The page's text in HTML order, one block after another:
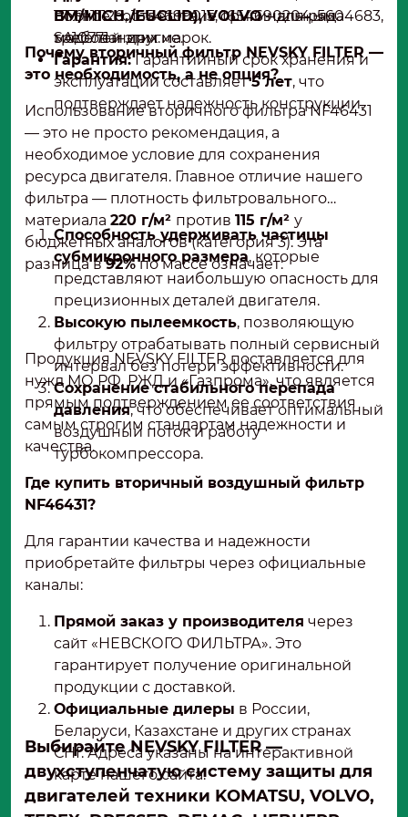
полное соответствие оригинальным
требованиям.
Гарантия:Гарантийный срок хранения и
эксплуатации составляет5 лет, что
подтверждает надежность конструкции.
BM/MICH./EUCLID), VOLVO– для ряда
моделей этих марок.
1779111120, 1654699015, 1654690204, 5604683,
SA10771 и другие.
Почему вторичный фильтр NEVSKY FILTER —
это необходимость, а не опция?
Использование вторичного фильтра NF46431
— это не просто рекомендация, а
необходимое условие для сохранения
ресурса двигателя. Главное отличие нашего
фильтра — плотность фильтровального
материала 220 г/м² против 115 г/м² у
бюджетных аналогов (категория 3). Эта
разница в92%по массе означает:
Способность удерживать частицы
субмикронного размера, которые
представляют наибольшую опасность для
прецизионных деталей двигателя.
Высокую пылеемкость, позволяющую
фильтру отрабатывать полный сервисный
интервал без потери эффективности.
Сохранение стабильного перепада
давления, что обеспечивает оптимальный
воздушный поток и работу
турбокомпрессора.
Продукция NEVSKY FILTER поставляется для
нужд МО РФ, РЖД и «Газпрома», что является
прямым подтверждением ее соответствия
самым строгим стандартам надежности и
качества.
Где купить вторичный воздушный фильтр
NF46431?
Для гарантии качества и надежности
приобретайте фильтры через официальные
каналы:
Прямой заказ у производителя через
сайт «НЕВСКОГО ФИЛЬТРА». Это
гарантирует получение оригинальной
продукции с доставкой.
Официальные дилеры в России,
Беларуси, Казахстане и других странах
СНГ. Адреса указаны на интерактивной
карте нашего сайта.
Выбирайте NEVSKY FILTER —
двухступенчатую систему защиты для
двигателей техники KOMATSU, VOLVO,